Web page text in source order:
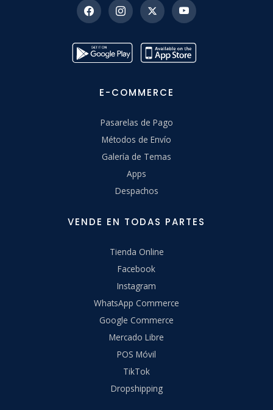
E-COMMERCE
Pasarelas de Pago
Métodos de Envío
Galería de Temas
Apps
Despachos
VENDE EN TODAS PARTES
Tienda Online
Facebook
Instagram
WhatsApp Commerce
Google Commerce
Mercado Libre
POS Móvil
TikTok
Dropshipping